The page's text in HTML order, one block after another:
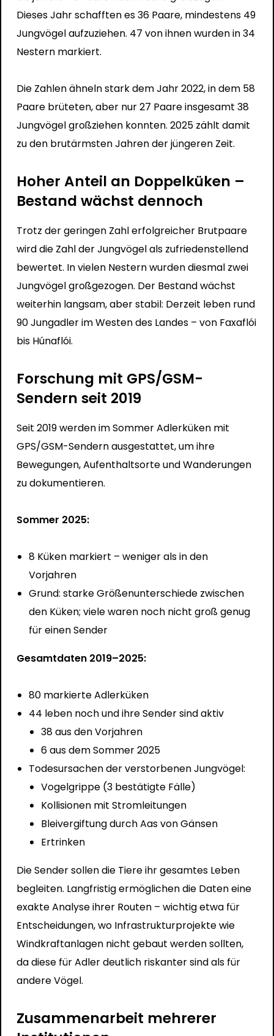
Dieses Jahr schafften es 36 Paare, mindestens 49
Jungvögel aufzuziehen. 47 von ihnen wurden in 34
Nestern markiert.
Die Zahlen ähneln stark dem Jahr 2022, in dem 58
Paare brüteten, aber nur 27 Paare insgesamt 38
Jungvögel großziehen konnten. 2025 zählt damit
zu den brutärmsten Jahren der jüngeren Zeit.
Hoher Anteil an Doppelküken –
Bestand wächst dennoch
Trotz der geringen Zahl erfolgreicher Brutpaare
wird die Zahl der Jungvögel als zufriedenstellend
bewertet. In vielen Nestern wurden diesmal zwei
Jungvögel großgezogen. Der Bestand wächst
weiterhin langsam, aber stabil: Derzeit leben rund
90 Jungadler im Westen des Landes – von Faxaflói
bis Húnaflói.
Forschung mit GPS/GSM-
Sendern seit 2019
Seit 2019 werden im Sommer Adlerküken mit
GPS/GSM-Sendern ausgestattet, um ihre
Bewegungen, Aufenthaltsorte und Wanderungen
zu dokumentieren.
Sommer 2025:
8 Küken markiert – weniger als in den
Vorjahren
Grund: starke Größenunterschiede zwischen
den Küken; viele waren noch nicht groß genug
für einen Sender
Gesamtdaten 2019–2025:
80 markierte Adlerküken
44 leben noch und ihre Sender sind aktiv
38 aus den Vorjahren
6 aus dem Sommer 2025
Todesursachen der verstorbenen Jungvögel:
Vogelgrippe (3 bestätigte Fälle)
Kollisionen mit Stromleitungen
Bleivergiftung durch Aas von Gänsen
Ertrinken
Die Sender sollen die Tiere ihr gesamtes Leben
begleiten. Langfristig ermöglichen die Daten eine
exakte Analyse ihrer Routen – wichtig etwa für
Entscheidungen, wo Infrastrukturprojekte wie
Windkraftanlagen nicht gebaut werden sollten,
da diese für Adler deutlich riskanter sind als für
andere Vögel.
Zusammenarbeit mehrerer